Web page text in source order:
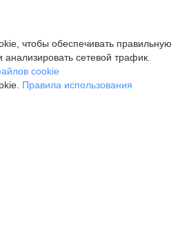
чтобы обеспечивать правильную
сетевой трафик.
cookie
Правила использования